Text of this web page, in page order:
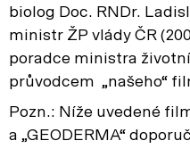
biolog Doc. RNDr.
ministr ŽP vlády ČR
poradce ministra
průvodcem „našeho“
Pozn.: Níže uvedené
a „GEODERMA“